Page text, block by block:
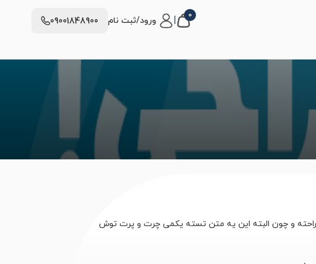
0 ورود/ثبت نام 09001848900
راحته و چون البته این یه متن تسته یکمی چرت و پرت توش